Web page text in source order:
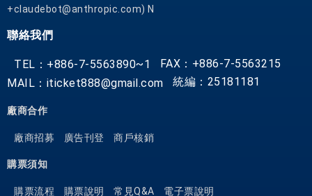
+claudebot@anthropic.com) N
聯絡我們
TEL：+886-7-5563890~1
FAX：+886-7-5563215
MAIL：iticket888@gmail.com
統編：25181181
廠商合作
廠商招募 廣告刊登 商戶核銷
購票須知
購票流程 購票說明 常見Q&A 電子票說明